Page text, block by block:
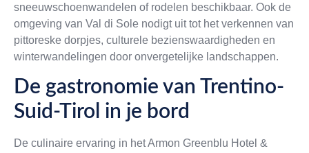
sneeuwschoenwandelen of rodelen beschikbaar. Ook de
omgeving van Val di Sole nodigt uit tot het verkennen van
pittoreske dorpjes, culturele bezienswaardigheden en
winterwandelingen door onvergetelijke landschappen.
De gastronomie van Trentino-
Suid-Tirol in je bord
De culinaire ervaring in het Armon Greenblu Hotel &